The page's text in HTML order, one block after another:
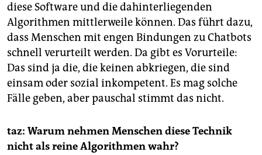
diese Software und die dahinterliegenden
Algorithmen mittlerweile können. Das führt dazu,
dass Menschen mit engen Bindungen zu Chatbots
schnell verurteilt werden. Da gibt es Vorurteile:
Das sind ja die, die keinen abkriegen, die sind
einsam oder sozial inkompetent. Es mag solche
Fälle geben, aber pauschal stimmt das nicht.
taz: Warum nehmen Menschen diese Technik
nicht als reine Algorithmen wahr?